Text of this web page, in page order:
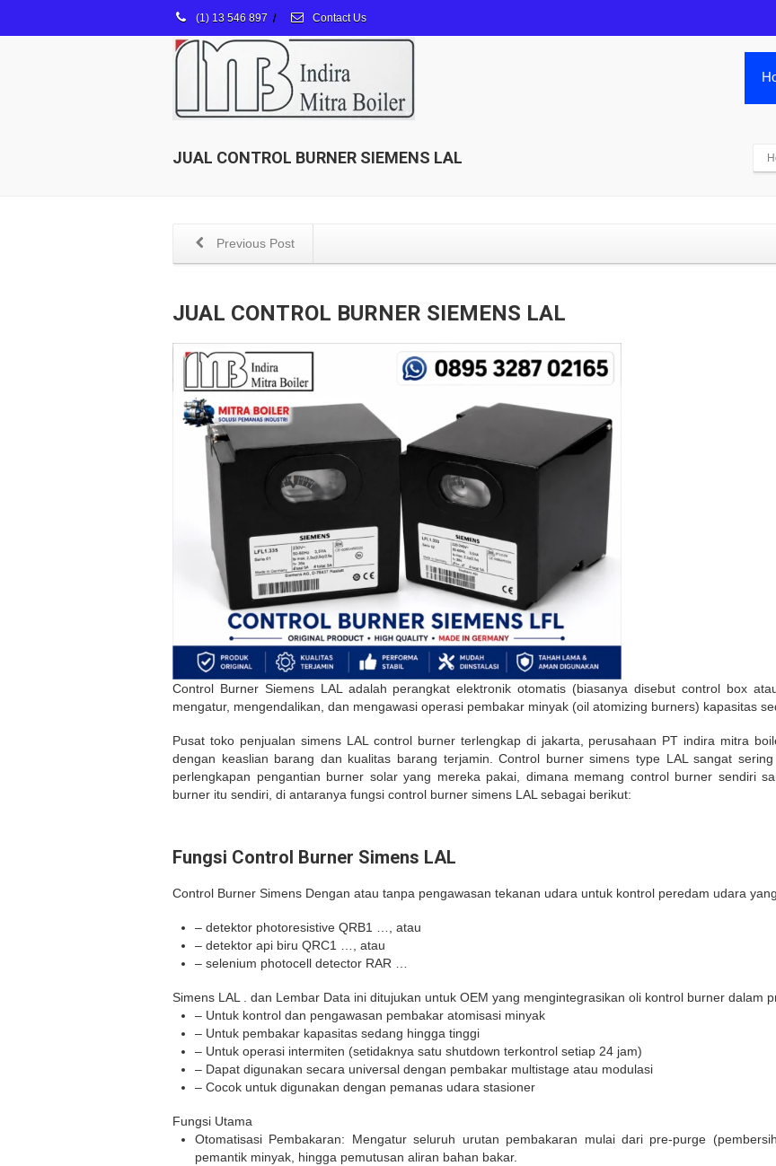
(1) 13 546 897 / Contact Us
JUAL CONTROL BURNER SIEMENS LAL
Previous Post
JUAL CONTROL BURNER SIEMENS LAL
Control Burner Siemens LAL adalah perangkat elektronik otomatis (biasanya disebut control box
mengatur, mengendalikan, dan mengawasi operasi pembakar minyak (oil atomizing burners) kapasitas
Pusat toko penjualan simens LAL control burner terlengkap di jakarta, perusahaan PT indira mitra
dengan keaslian barang dan kualitas barang terjamin. Control burner simens type LAL sangat
perlengkapan pengantian burner solar yang mereka pakai, dimana memang control burner sendiri
burner itu sendiri, di antaranya fungsi control burner simens LAL sebagai berikut:
Fungsi Control Burner Simens LAL
Control Burner Simens Dengan atau tanpa pengawasan tekanan udara untuk kontrol peredam udara
– detektor photoresistive QRB1 …, atau
– detektor api biru QRC1 …, atau
– selenium photocell detector RAR …
Simens LAL . dan Lembar Data ini ditujukan untuk OEM yang mengintegrasikan oli kontrol burner dalam
– Untuk kontrol dan pengawasan pembakar atomisasi minyak
– Untuk pembakar kapasitas sedang hingga tinggi
– Untuk operasi intermiten (setidaknya satu shutdown terkontrol setiap 24 jam)
– Dapat digunakan secara universal dengan pembakar multistage atau modulasi
– Cocok untuk digunakan dengan pemanas udara stasioner
Fungsi Utama
Otomatisasi Pembakaran: Mengatur seluruh urutan pembakaran mulai dari pre-purge
pemantik minyak, hingga pemutusan aliran bahan bakar.